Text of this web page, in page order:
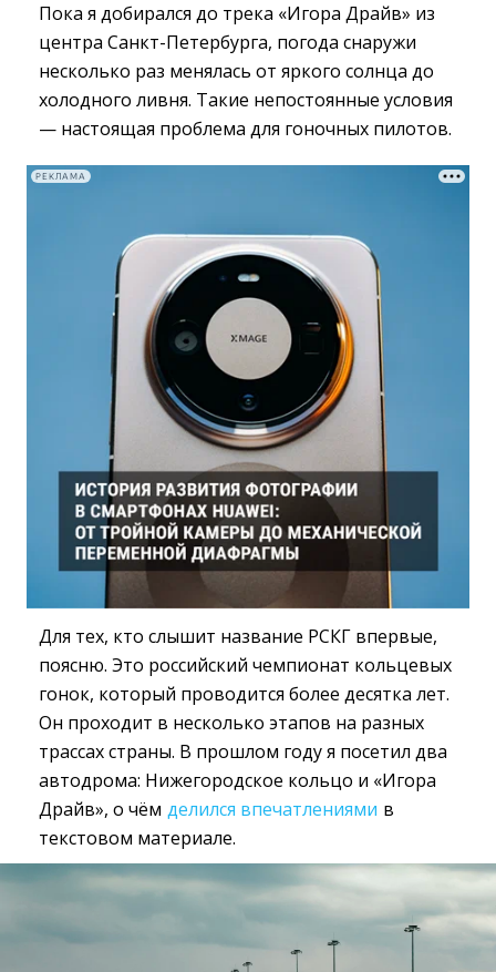
Пока я добирался до трека «Игора Драйв» из
центра Санкт-Петербурга, погода снаружи
несколько раз менялась от яркого солнца до
холодного ливня. Такие непостоянные условия
— настоящая проблема для гоночных пилотов.
РЕКЛАМА
Для тех, кто слышит название РСКГ впервые,
поясню. Это российский чемпионат кольцевых
гонок, который проводится более десятка лет.
Он проходит в несколько этапов на разных
трассах страны. В прошлом году я посетил два
автодрома: Нижегородское кольцо и «Игора
Драйв», о чём делился впечатлениями в
текстовом материале.